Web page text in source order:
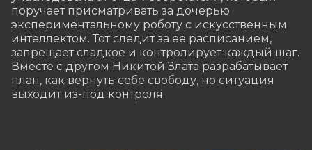
поручает присматривать за дочерью
экспериментальному роботу с искусственным
интеллектом. Тот следит за ее расписанием,
запрещает сладкое и контролирует каждый шаг.
Вместе с другом Никитой Злата разрабатывает
план, как вернуть себе свободу, но ситуация
выходит из-под контроля.